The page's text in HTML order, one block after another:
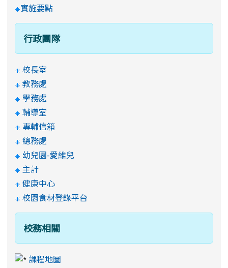
實施要點
行政團隊
校長室
教務處
學務處
輔導室
專輔信箱
總務處
幼兒園-愛維兒
主計
健康中心
校園食材登錄平台
校務相關
課程地圖